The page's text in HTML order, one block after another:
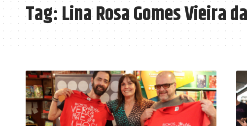
Tag:Lina Rosa Gomes Vieira